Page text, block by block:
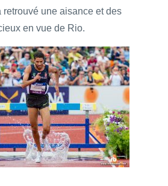
retrouvé une aisance et des
en vue de Rio.